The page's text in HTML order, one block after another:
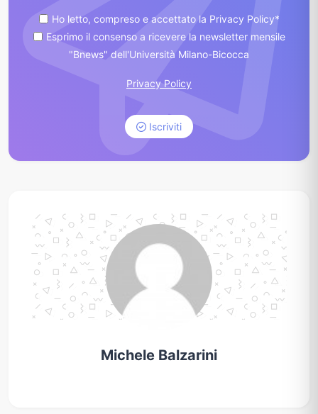
Ho letto, compreso e accettato la Privacy Policy*
Esprimo il consenso a ricevere la newsletter mensile
"Bnews" dell'Università Milano-Bicocca
Privacy Policy
Iscriviti
Michele Balzarini